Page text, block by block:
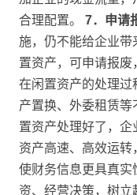
合理配置。 7．申请
施，仍不能给企业带
置资产，可申请报废
在闲置资产的处理过
产置换、外委租赁等
置资产处理好了，
资产高速、高效运
使财务信息更具真实
资、经营决策，树立